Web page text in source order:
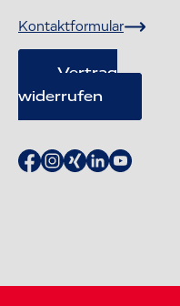
Kontaktformular
Vertrag
widerrufen